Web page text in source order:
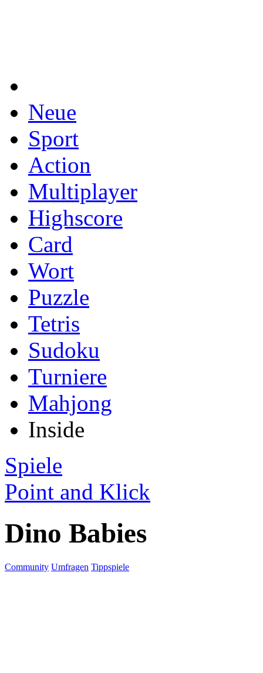
Neue
Sport
Action
Multiplayer
Highscore
Card
Wort
Puzzle
Tetris
Sudoku
Turniere
Mahjong
Inside
Spiele
Point and Klick
Dino Babies
Community Umfragen Tippspiele